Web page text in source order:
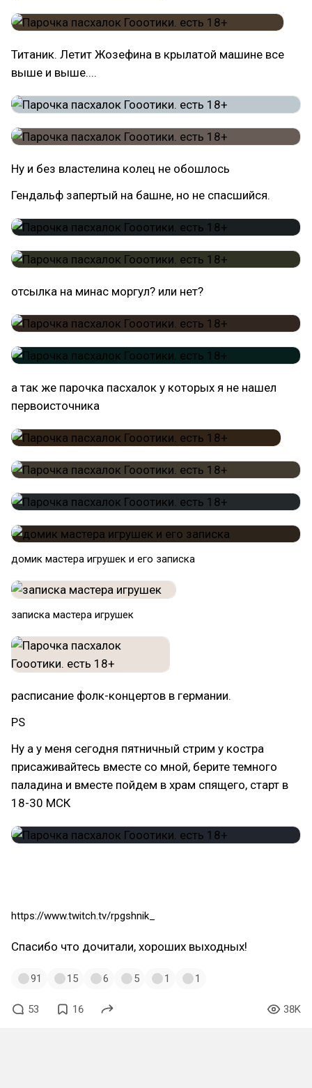
Титаник. Летит Жозефина в крылатой машине все
выше и выше....
Ну и без властелина колец не обошлось
Гендальф запертый на башне, но не спасшийся.
отсылка на минас моргул? или нет?
а так же парочка пасхалок у которых я не нашел
первоисточника
домик мастера игрушек и его записка
записка мастера игрушек
расписание фолк-концертов в германии.
PS
Ну а у меня сегодня пятничный стрим у костра
присаживайтесь вместе со мной, берите темного
паладина и вместе пойдем в храм спящего, старт в
18-30 МСК
https://www.twitch.tv/rpgshnik_
Спасибо что дочитали, хороших выходных!
91 15 6 5 1 1
53 16 38K